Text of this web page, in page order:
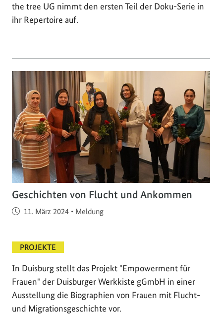
the tree UG nimmt den ersten Teil der Doku-Serie in
ihr Repertoire auf.
Geschichten von Flucht und Ankommen
Veröffentlicht am
11. März 2024 • Meldung
PROJEKTE
In Duisburg stellt das Projekt "Empowerment für
Frauen" der Duisburger Werkkiste gGmbH in einer
Ausstellung die Biographien von Frauen mit Flucht-
und Migrationsgeschichte vor.